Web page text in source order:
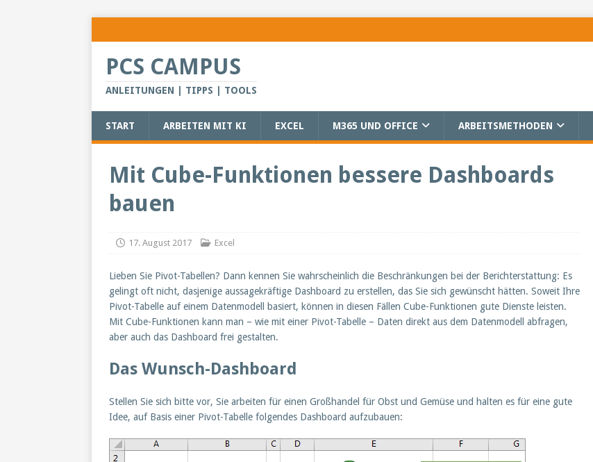
PCS CAMPUS
ANLEITUNGEN | TIPPS | TOOLS
START ARBEITEN MIT KI EXCEL M365 UND OFFICE ARBEITSMETHODEN
Mit Cube-Funktionen bessere Dashboards
bauen
17. August 2017 Excel
Lieben Sie Pivot-Tabellen? Dann kennen Sie wahrscheinlich die Beschränkungen bei der Berichterstattung: Es
gelingt oft nicht, dasjenige aussagekräftige Dashboard zu erstellen, das Sie sich gewünscht hätten. Soweit Ihre
Pivot-Tabelle auf einem Datenmodell basiert, können in diesen Fällen Cube-Funktionen gute Dienste leisten.
Mit Cube-Funktionen kann man – wie mit einer Pivot-Tabelle – Daten direkt aus dem Datenmodell abfragen,
aber auch das Dashboard frei gestalten.
Das Wunsch-Dashboard
Stellen Sie sich bitte vor, Sie arbeiten für einen Großhandel für Obst und Gemüse und halten es für eine gute
Idee, auf Basis einer Pivot-Tabelle folgendes Dashboard aufzubauen: